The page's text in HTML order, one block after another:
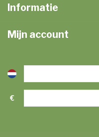
Informatie
Mijn account
€